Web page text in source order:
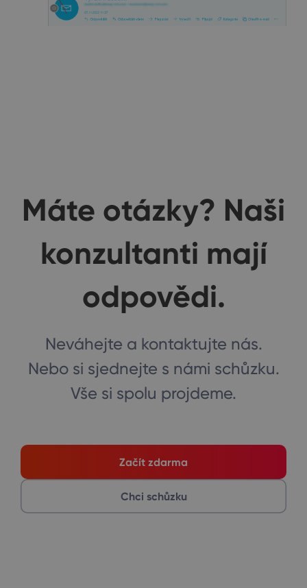
Máte otázky? Naši
konzultanti mají
odpovědi.
Neváhejte a kontaktujte nás.
Nebo si sjednejte s námi schůzku.
Vše si spolu projdeme.
Začít zdarma
Chci schůzku